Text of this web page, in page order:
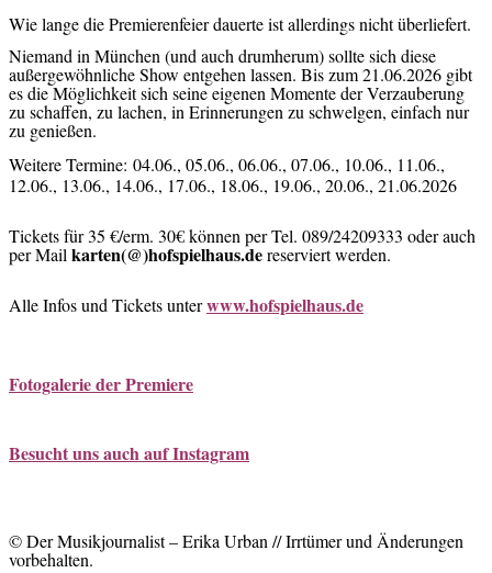
Wie lange die Premierenfeier dauerte ist allerdings nicht überliefert.
Niemand in München (und auch drumherum) sollte sich diese
außergewöhnliche Show entgehen lassen. Bis zum 21.06.2026 gibt
es die Möglichkeit sich seine eigenen Momente der Verzauberung
zu schaffen, zu lachen, in Erinnerungen zu schwelgen, einfach nur
zu genießen.
Weitere Termine: 04.06., 05.06., 06.06., 07.06., 10.06., 11.06.,
12.06., 13.06., 14.06., 17.06., 18.06., 19.06., 20.06., 21.06.2026
Tickets für 35 €/erm. 30€ können per Tel. 089/24209333 oder auch
per Mail karten(@)hofspielhaus.dereserviert werden.
Alle Infos und Tickets unterwww.hofspielhaus.de
Fotogalerie der Premiere
Besucht uns auch auf Instagram
© Der Musikjournalist – Erika Urban // Irrtümer und Änderungen
vorbehalten.